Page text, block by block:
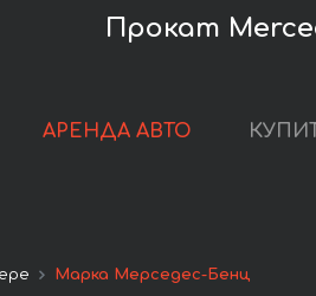
Прокат
АРЕНДА АВТО
Марка Мерседес-Бенц